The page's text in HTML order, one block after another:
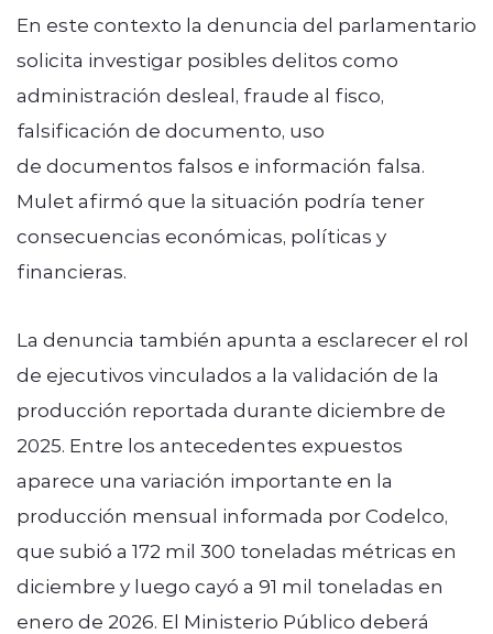
En este contexto la denuncia del parlamentario
solicita investigar posibles delitos como
administración desleal, fraude al fisco,
falsificación de documento, uso
de documentos falsos e información falsa.
Mulet afirmó que la situación podría tener
consecuencias económicas, políticas y
financieras.
La denuncia también apunta a esclarecer el rol
de ejecutivos vinculados a la validación de la
producción reportada durante diciembre de
2025. Entre los antecedentes expuestos
aparece una variación importante en la
producción mensual informada por Codelco,
que subió a 172 mil 300 toneladas métricas en
diciembre y luego cayó a 91 mil toneladas en
enero de 2026. El Ministerio Público deberá